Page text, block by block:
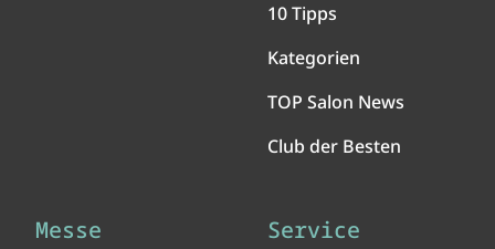
10 Tipps
Kategorien
TOP Salon News
Club der Besten
Messe Service